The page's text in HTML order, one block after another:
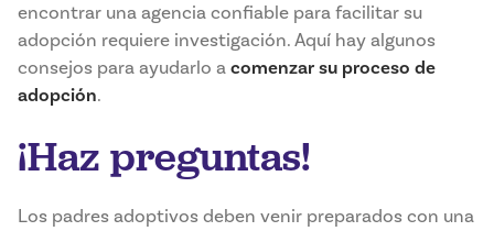
encontrar una agencia confiable para facilitar su
adopción requiere investigación. Aquí hay algunos
consejos para ayudarlo acomenzar su proceso de
adopción.
¡Haz preguntas!
Los padres adoptivos deben venir preparados con una